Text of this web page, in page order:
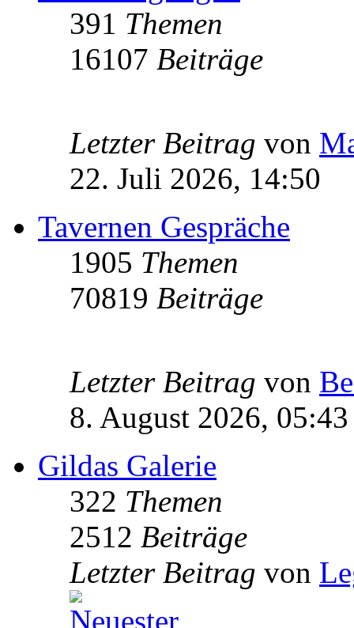
391 Themen
16107 Beiträge
Letzter Beitrag von
22. Juli 2026, 14:50
Tavernen Gespräche
1905 Themen
70819 Beiträge
Letzter Beitrag von
8. August 2026, 05:43
Gildas Galerie
322 Themen
2512 Beiträge
Letzter Beitrag von